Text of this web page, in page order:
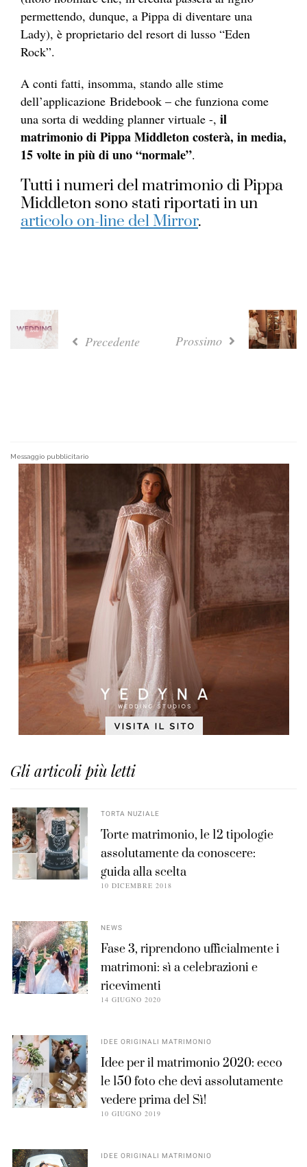
permettendo, dunque, a Pippa di diventare una
Lady), è proprietario del resort di lusso “Eden
Rock”.
A conti fatti, insomma, stando alle stime
dell’applicazione Bridebook – che funziona come
una sorta di wedding planner virtuale -, il
matrimonio di Pippa Middleton costerà, in media,
15 volte in più di uno “normale”.
Tutti i numeri del matrimonio di Pippa
Middleton sono stati riportati in un
articolo on-line del Mirror.
Precedente Prossimo
Messaggio pubblicitario
Gli articoli più letti
TORTA NUZIALE
Torte matrimonio, le 12 tipologie
assolutamente da conoscere:
guida alla scelta
10 DICEMBRE 2018
NEWS
Fase 3, riprendono ufficialmente i
matrimoni: sì a celebrazioni e
ricevimenti
14 GIUGNO 2020
IDEE ORIGINALI MATRIMONIO
Idee per il matrimonio 2020: ecco
le 150 foto che devi assolutamente
vedere prima del Sì!
10 GIUGNO 2019
IDEE ORIGINALI MATRIMONIO